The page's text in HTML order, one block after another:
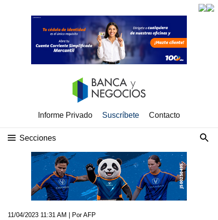
Informe Privado Suscríbete Contacto
Secciones
11/04/2023 11:31 AM | Por AFP